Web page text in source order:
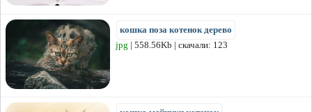
кошка поза котенок дерево
jpg | 558.56Kb | скачали: 123